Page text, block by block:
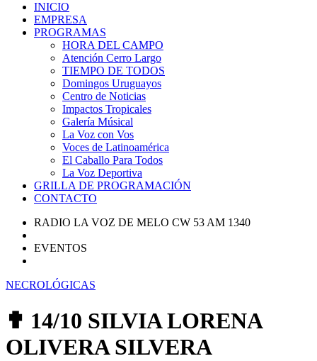
INICIO
EMPRESA
PROGRAMAS
HORA DEL CAMPO
Atención Cerro Largo
TIEMPO DE TODOS
Domingos Uruguayos
Centro de Noticias
Impactos Tropicales
Galería Músical
La Voz con Vos
Voces de Latinoamérica
El Caballo Para Todos
La Voz Deportiva
GRILLA DE PROGRAMACIÓN
CONTACTO
RADIO LA VOZ DE MELO CW 53 AM 1340
EVENTOS
NECROLÓGICAS
✟ 14/10 SILVIA LORENA
OLIVERA SILVERA